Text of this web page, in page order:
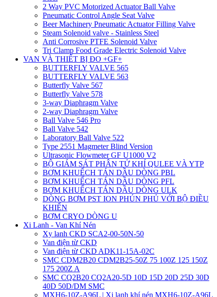
2 Way PVC Motorized Actuator Ball Valve
Pneumatic Control Angle Seat Valve
Beer Machinery Pneumatic Actuator Filling Valve
Steam Solenoid valve - Stainless Steel
Anti Corrosive PTFE Solenoid Valve
Tri Clamp Food Grade Electric Solenoid Valve
VAN VÀ THIẾT BỊ ĐO +GF+
BUTTERFLY VALVE 565
BUTTERFLY VALVE 563
Butterfly Valve 567
Butterfly Valve 578
3-way Diaphragm Valve
2-way Diaphragm Valve
Ball Valve 546 Pro
Ball Valve 542
Laboratory Ball Valve 522
Type 2551 Magmeter Blind Version
Ultrasonic Flowmeter GF U1000 V2
BỘ GIÁM SÁT PHÂN TỬ KHÍ QULEE VÀ YTP
BƠM KHUẾCH TÁN DẦU DÒNG PBL
BƠM KHUẾCH TÁN DẦU DÒNG PFL
BƠM KHUẾCH TÁN DẦU DÒNG ULK
DÒNG BƠM PST ION PHÚN PHỦ VỚI BỘ ĐIỀU
KHIỂN
BƠM CRYO DÒNG U
Xi Lanh - Van Khí Nén
Xy lanh CKD SCA2-00-50N-50
Van điện từ CKD
Van điện từ CKD ADK11-15A-02C
SMC CDM2B20 CDM2B25-50Z 75 100Z 125 150Z
175 200Z A
SMC CQ2B20 CQ2A20-5D 10D 15D 20D 25D 30D
40D 50D/DM SMC
MXH6-10Z-A96L | Xi lanh khí nén MXH6-10Z-A96L